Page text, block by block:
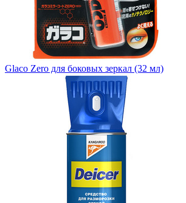
Glaco Zero для боковых зеркал (32 мл)